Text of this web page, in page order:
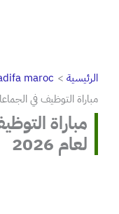
الرئيسية
maroc
مباراة التوظيف في
مباراة
لعام 2026